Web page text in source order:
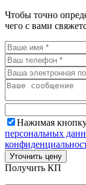
Чтобы точно
чего с вами
Нажимая
персональных
Уточнить цену
Получить КП